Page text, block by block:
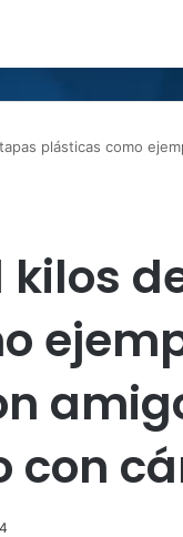
plásticas como
kilos
con